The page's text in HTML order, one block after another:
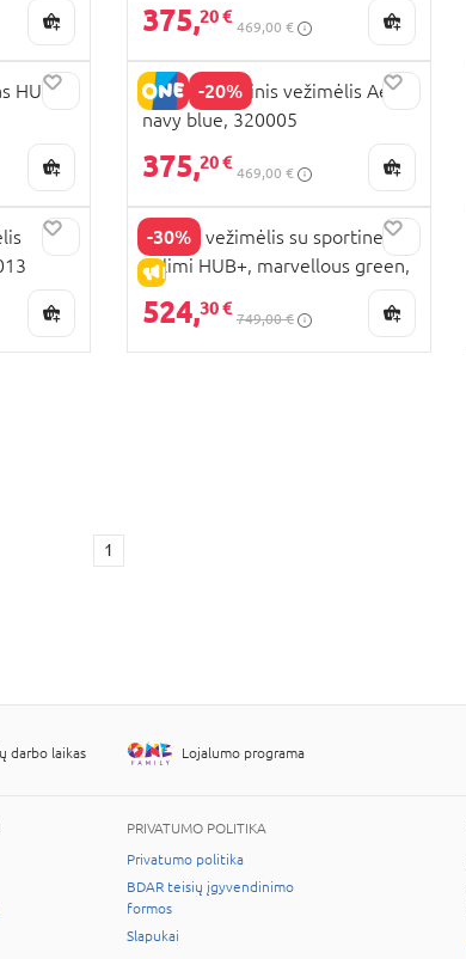
375,20 €
469,00 €
HUB2,
-20%
JOOLZ sportinis vežimėlis Aer2,
navy blue, 320005
375,20 €
469,00 €
-30%
IŠPARDAVIMAS
JOOLZ vežimėlis su sportine
dalimi HUB+, marvellous green,
900220
524,30 €
749,00 €
1
darbo laikas Lojalumo programa
PRIVATUMO POLITIKA
Privatumo politika
BDAR teisių įgyvendinimo
formos
Slapukai